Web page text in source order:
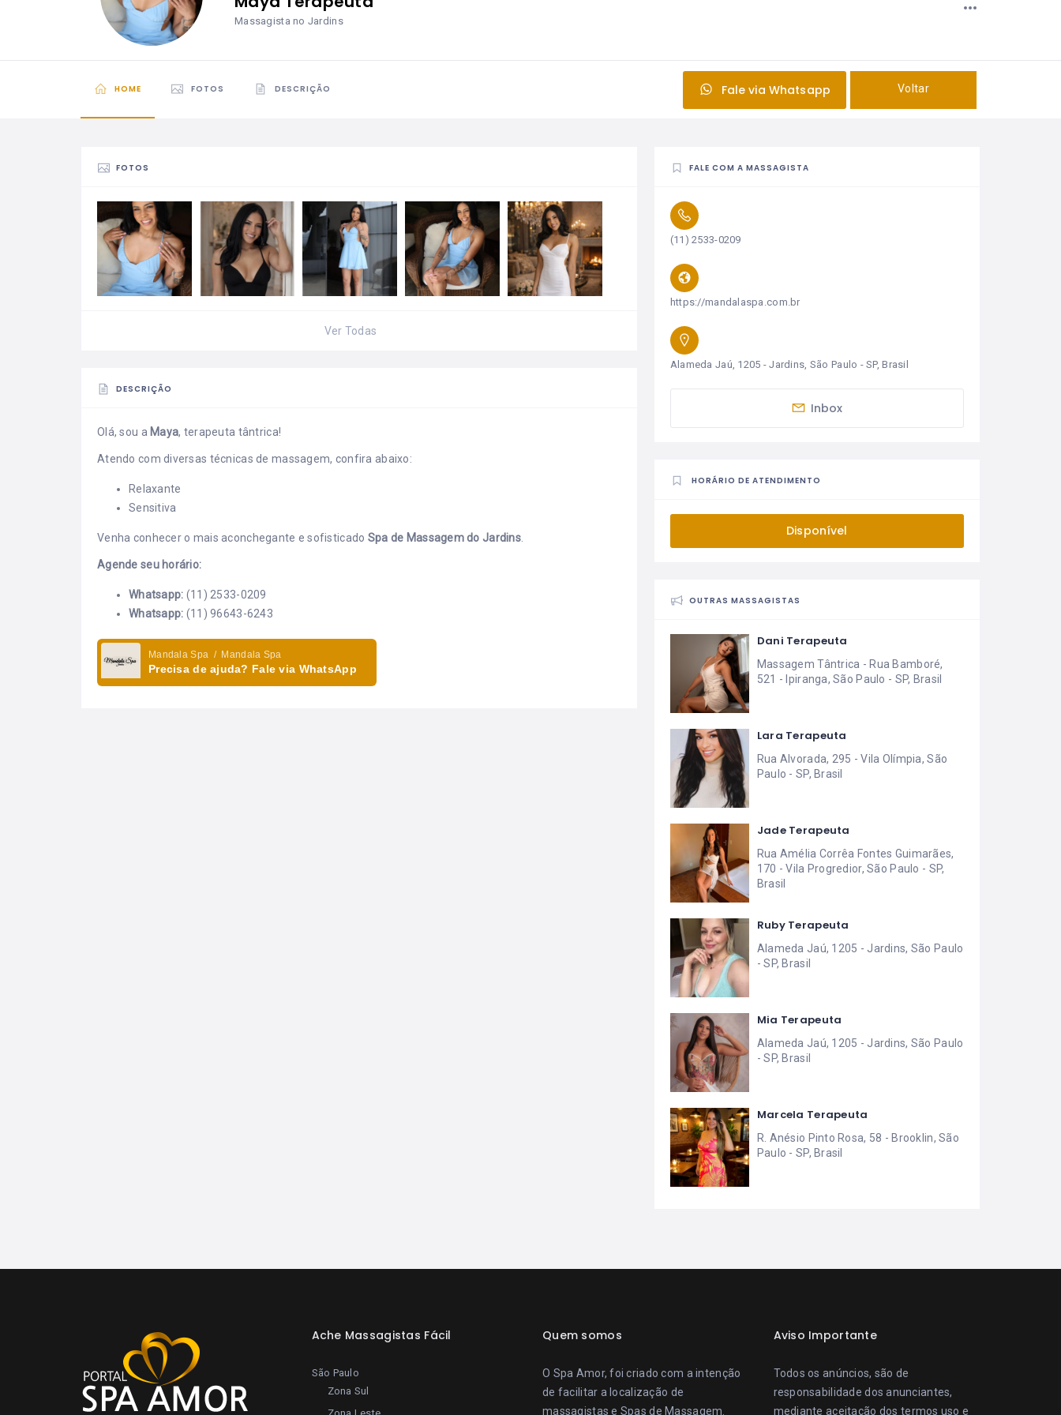
Massagista no Jardins
Fale via Whatsapp Voltar
HOME FOTOS DESCRIÇÃO
FOTOS
Ver Todas
DESCRIÇÃO
Olá, sou a Maya, terapeuta tântrica!
Atendo com diversas técnicas de massagem, confira abaixo:
Relaxante
Sensitiva
Venha conhecer o mais aconchegante e sofisticado Spa de Massagem do Jardins.
Agende seu horário:
Whatsapp: (11) 2533-0209
Whatsapp: (11) 96643-6243
Mandala Spa / Mandala Spa
Precisa de ajuda? Fale via WhatsApp
FALE COM A MASSAGISTA
(11) 2533-0209
https://mandalaspa.com.br
Alameda Jaú, 1205 - Jardins, São Paulo - SP, Brasil
Inbox
HORÁRIO DE ATENDIMENTO
Disponível
OUTRAS MASSAGISTAS
Dani Terapeuta
Massagem Tântrica - Rua Bamboré,
521 - Ipiranga, São Paulo - SP, Brasil
Lara Terapeuta
Rua Alvorada, 295 - Vila Olímpia, São
Paulo - SP, Brasil
Jade Terapeuta
Rua Amélia Corrêa Fontes Guimarães,
170 - Vila Progredior, São Paulo - SP,
Brasil
Ruby Terapeuta
Alameda Jaú, 1205 - Jardins, São Paulo
- SP, Brasil
Mia Terapeuta
Alameda Jaú, 1205 - Jardins, São Paulo
- SP, Brasil
Marcela Terapeuta
R. Anésio Pinto Rosa, 58 - Brooklin, São
Paulo - SP, Brasil
Ache Massagistas Fácil
São Paulo
Zona Sul
Quem somos
O Spa Amor, foi criado com a intenção
de facilitar a localização de
massagistas e Spas de Massagem.
Aviso Importante
Todos os anúncios, são de
responsabilidade dos anunciantes,
mediante aceitação dos termos uso e